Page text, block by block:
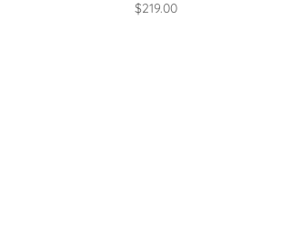
$219.00